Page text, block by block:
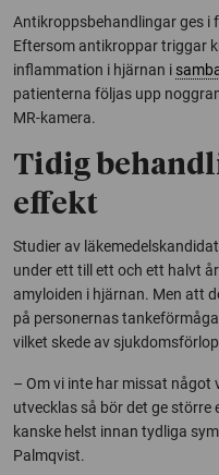
Antikroppsbehandlingar ges i
Eftersom antikroppar triggar
inflammation i hjärnan i
patienterna följas upp
MR-kamera.
Tidig
effekt
Studier av
under ett till ett och ett halvt
amyloiden i hjärnan. Men att
på personernas
vilket skede av
– Om vi inte har missat något
utvecklas så bör det ge
kanske helst innan tydliga
Palmqvist.